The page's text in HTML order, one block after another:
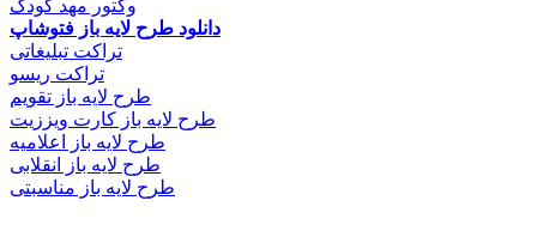
وکتور مهد کودک
دانلود طرح لایه باز فتوشاپ
تراکت تبلیغاتی
تراکت ریسو
طرح لایه باز تقویم
طرح لایه باز کارت ویززیت
طرح لایه باز اعلامیه
طرح لایه باز انقلابی
طرح لایه باز مناسبتی